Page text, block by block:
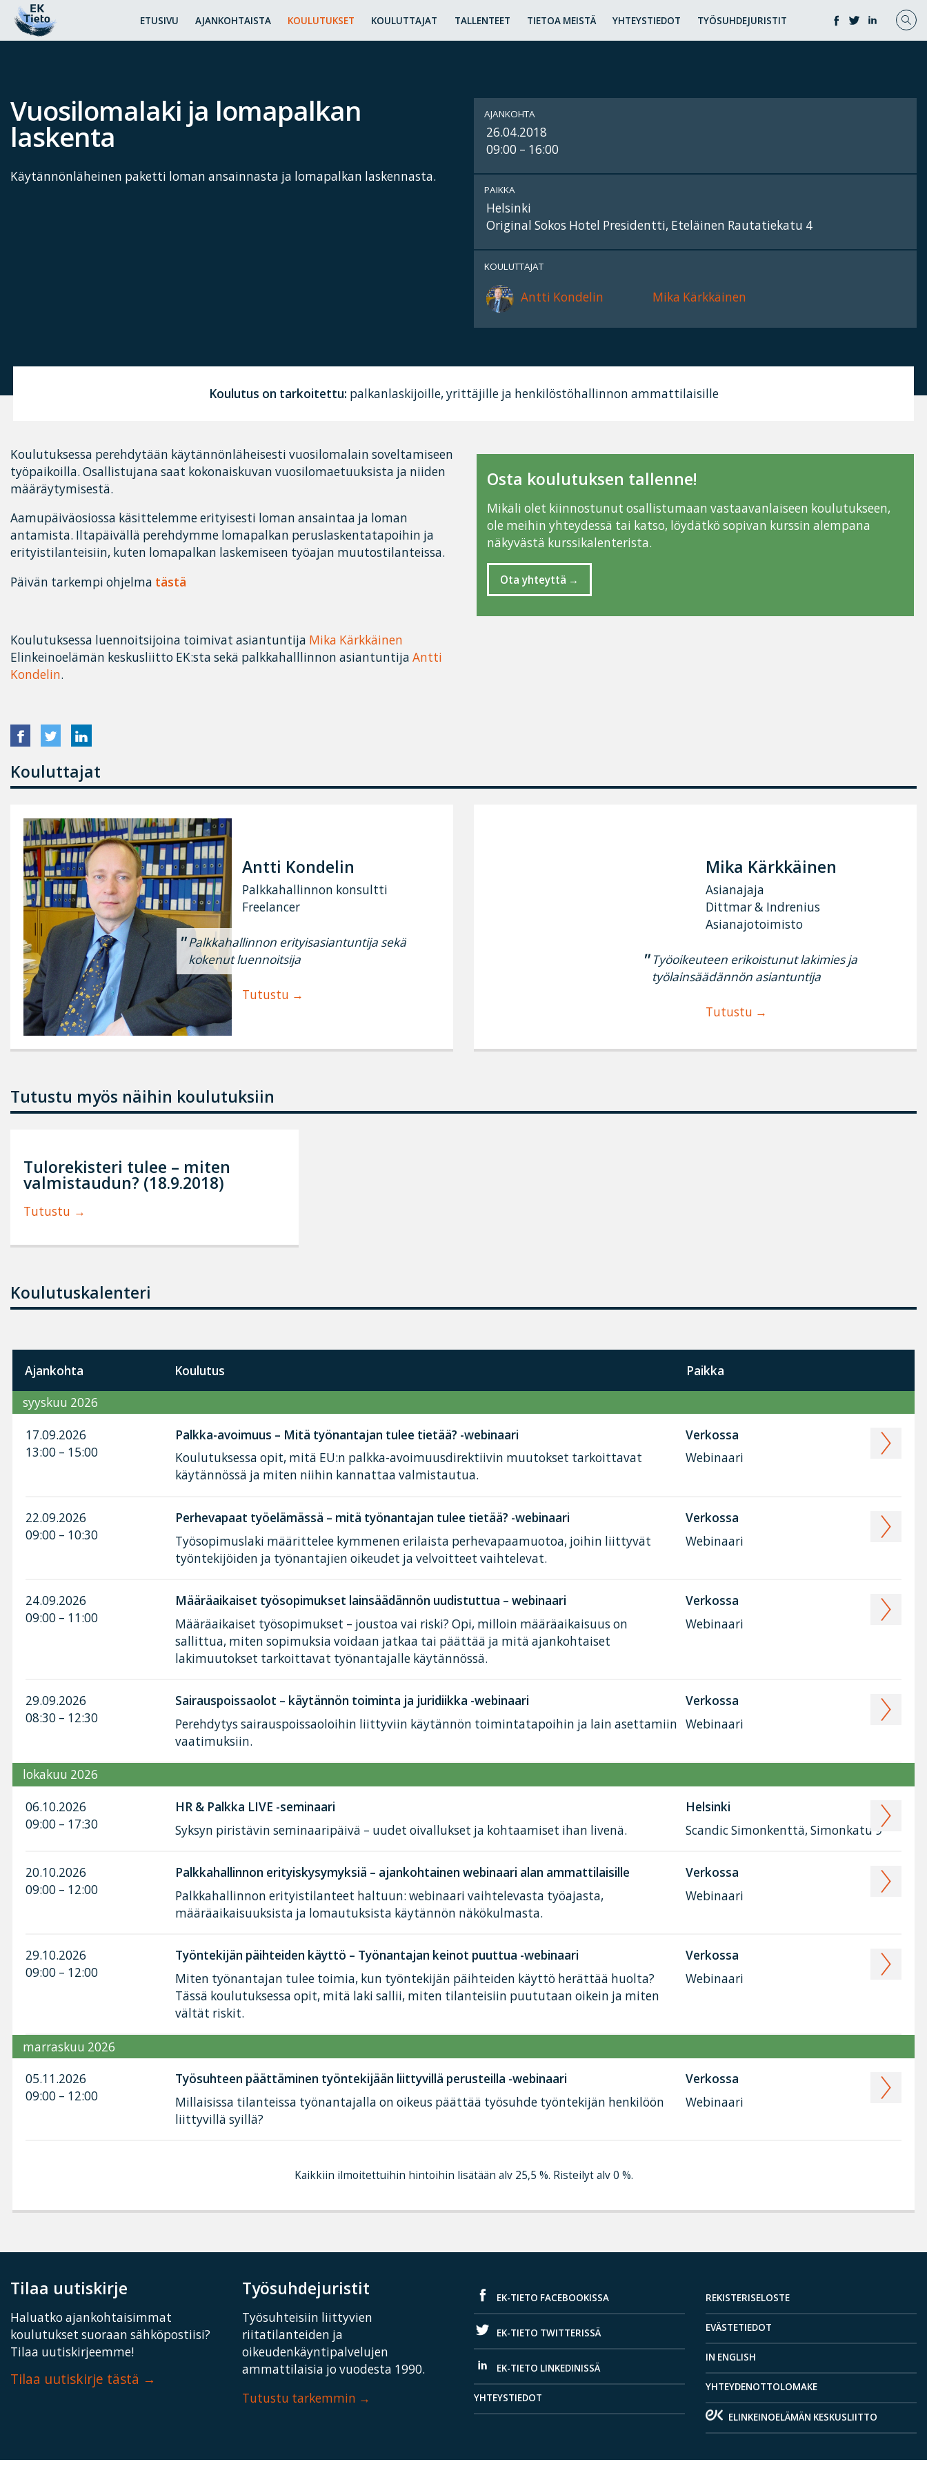
ETUSIVU AJANKOHTAISTA KOULUTUKSET KOULUTTAJAT TALLENTEET TIETOA MEISTÄ YHTEYSTIEDOT TYÖSUHDEJURISTIT
Vuosilomalaki ja lomapalkan
laskenta
Käytännönläheinen paketti loman ansainnasta ja lomapalkan laskennasta.
AJANKOHTA
26.04.2018
09:00 – 16:00
PAIKKA
Helsinki
Original Sokos Hotel Presidentti, Eteläinen Rautatiekatu 4
KOULUTTAJAT
Antti Kondelin Mika Kärkkäinen
Koulutus on tarkoitettu: palkanlaskijoille, yrittäjille ja henkilöstöhallinnon ammattilaisille
Koulutuksessa perehdytään käytännönläheisesti vuosilomalain soveltamiseen
työpaikoilla. Osallistujana saat kokonaiskuvan vuosilomaetuuksista ja niiden
määräytymisestä.
Aamupäiväosiossa käsittelemme erityisesti loman ansaintaa ja loman
antamista. Iltapäivällä perehdymme lomapalkan peruslaskentatapoihin ja
erityistilanteisiin, kuten lomapalkan laskemiseen työajan muutostilanteissa.
Päivän tarkempi ohjelma tästä
Koulutuksessa luennoitsijoina toimivat asiantuntija Mika Kärkkäinen
Elinkeinoelämän keskusliitto EK:sta sekä palkkahalllinnon asiantuntija Antti
Kondelin.
Osta koulutuksen tallenne!
Mikäli olet kiinnostunut osallistumaan vastaavanlaiseen koulutukseen,
ole meihin yhteydessä tai katso, löydätkö sopivan kurssin alempana
näkyvästä kurssikalenterista.
Ota yhteyttä
Kouluttajat
Antti Kondelin
Palkkahallinnon konsultti
Freelancer
Palkkahallinnon erityisasiantuntija sekä
kokenut luennoitsija
Tutustu
Mika Kärkkäinen
Asianajaja
Dittmar & Indrenius
Asianajotoimisto
Työoikeuteen erikoistunut lakimies ja
työlainsäädännön asiantuntija
Tutustu
Tutustu myös näihin koulutuksiin
Tulorekisteri tulee – miten
valmistaudun? (18.9.2018)
Tutustu
Koulutuskalenteri
Ajankohta Koulutus Paikka
syyskuu 2026
17.09.2026
13:00 – 15:00
Palkka-avoimuus – Mitä työnantajan tulee tietää? -webinaari
Koulutuksessa opit, mitä EU:n palkka-avoimuusdirektiivin muutokset tarkoittavat
käytännössä ja miten niihin kannattaa valmistautua.
Verkossa
Webinaari
22.09.2026
09:00 – 10:30
Perhevapaat työelämässä – mitä työnantajan tulee tietää? -webinaari
Työsopimuslaki määrittelee kymmenen erilaista perhevapaamuotoa, joihin liittyvät
työntekijöiden ja työnantajien oikeudet ja velvoitteet vaihtelevat.
Verkossa
Webinaari
24.09.2026
09:00 – 11:00
Määräaikaiset työsopimukset lainsäädännön uudistuttua – webinaari
Määräaikaiset työsopimukset – joustoa vai riski? Opi, milloin määräaikaisuus on
sallittua, miten sopimuksia voidaan jatkaa tai päättää ja mitä ajankohtaiset
lakimuutokset tarkoittavat työnantajalle käytännössä.
Verkossa
Webinaari
29.09.2026
08:30 – 12:30
Sairauspoissaolot – käytännön toiminta ja juridiikka -webinaari
Perehdytys sairauspoissaoloihin liittyviin käytännön toimintatapoihin ja lain asettamiin
vaatimuksiin.
Verkossa
Webinaari
lokakuu 2026
06.10.2026
09:00 – 17:30
HR & Palkka LIVE -seminaari
Syksyn piristävin seminaaripäivä – uudet oivallukset ja kohtaamiset ihan livenä.
Helsinki
Scandic Simonkenttä, Simonkatu 9
20.10.2026
09:00 – 12:00
Palkkahallinnon erityiskysymyksiä – ajankohtainen webinaari alan ammattilaisille
Palkkahallinnon erityistilanteet haltuun: webinaari vaihtelevasta työajasta,
määräaikaisuuksista ja lomautuksista käytännön näkökulmasta.
Verkossa
Webinaari
29.10.2026
09:00 – 12:00
Työntekijän päihteiden käyttö – Työnantajan keinot puuttua -webinaari
Miten työnantajan tulee toimia, kun työntekijän päihteiden käyttö herättää huolta?
Tässä koulutuksessa opit, mitä laki sallii, miten tilanteisiin puututaan oikein ja miten
vältät riskit.
Verkossa
Webinaari
marraskuu 2026
05.11.2026
09:00 – 12:00
Työsuhteen päättäminen työntekijään liittyvillä perusteilla -webinaari
Millaisissa tilanteissa työnantajalla on oikeus päättää työsuhde työntekijän henkilöön
liittyvillä syillä?
Verkossa
Webinaari
Kaikkiin ilmoitettuihin hintoihin lisätään alv 25,5 %. Risteilyt alv 0 %.
Tilaa uutiskirje
Haluatko ajankohtaisimmat
koulutukset suoraan sähköpostiisi?
Tilaa uutiskirjeemme!
Tilaa uutiskirje tästä
Työsuhdejuristit
Työsuhteisiin liittyvien
riitatilanteiden ja
oikeudenkäyntipalvelujen
ammattilaisia jo vuodesta 1990.
Tutustu tarkemmin
EK-TIETO FACEBOOKISSA
EK-TIETO TWITTERISSÄ
EK-TIETO LINKEDINISSÄ
YHTEYSTIEDOT
REKISTERISELOSTE
EVÄSTETIEDOT
IN ENGLISH
YHTEYDENOTTOLOMAKE
ELINKEINOELÄMÄN KESKUSLIITTO